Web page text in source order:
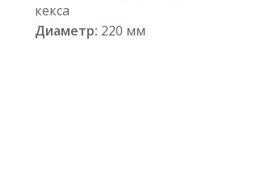
кекса
Диаметр: 220 мм